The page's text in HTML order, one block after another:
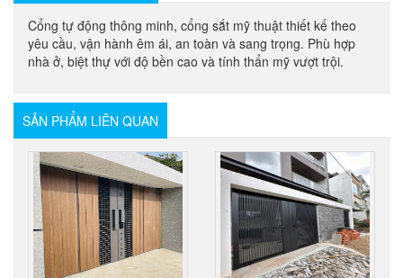
Cổng tự động thông minh, cổng sắt mỹ thuật thiết kế theo
yêu cầu, vận hành êm ái, an toàn và sang trọng. Phù hợp
nhà ở, biệt thự với độ bền cao và tính thẩn mỹ vượt trội.
SẢN PHẨM LIÊN QUAN